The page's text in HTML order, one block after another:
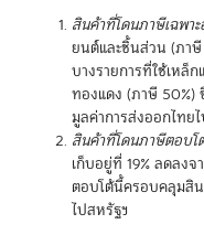
สินค้าที่โดนภาษีเฉพ
ยนต์และชิ้นส่วน (ภาษี
บางรายการที่ใช้เหล็
ทองแดง (ภาษี 50%)
มูลค่าการส่งออกไทย
สินค้าที่โดนภาษีตอบ
เก็บอยู่ที่ 19% ลดลง
ตอบโต้นี้ครอบคลุมสิ
ไปสหรัฐฯ